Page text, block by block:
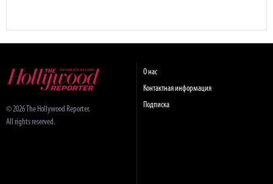
© 2026 The Hollywood Reporter.
All rights reserved.
О нас
Контактная информация
Подписка